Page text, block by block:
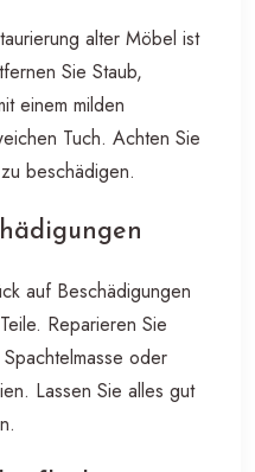
alter Möbel ist
Sie Staub,
einem milden
Tuch. Achten Sie
beschädigen.
auf Beschädigungen
Reparieren Sie
oder
Lassen Sie alles gut